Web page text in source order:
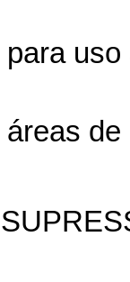
para
o
áreas de